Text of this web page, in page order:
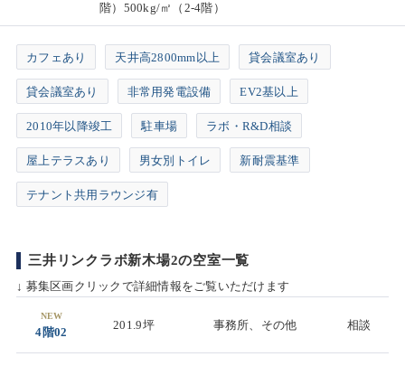
階）500kg/㎡（2-4階）
カフェあり 天井高2800mm以上 貸会議室あり
貸会議室あり 非常用発電設備 EV2基以上
2010年以降竣工 駐車場 ラボ・R&D相談
屋上テラスあり 男女別トイレ 新耐震基準
テナント共用ラウンジ有
三井リンクラボ新木場2の空室一覧
↓ 募集区画クリックで詳細情報をご覧いただけます
NEW
4階02
201.9坪 事務所、その他 相談